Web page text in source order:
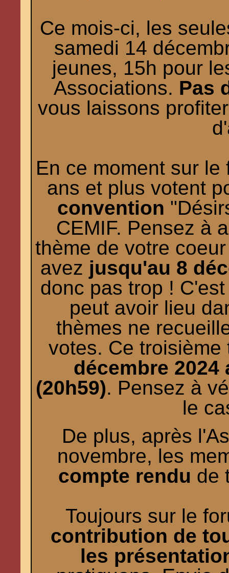
Ce mois-ci, les
samedi 14
jeunes, 15h pour
Associations. Pas
vous laissons
En ce moment sur
ans et plus votent
convention
CEMIF. Pensez à
thème de votre
avez jusqu'au 8
donc pas trop !
peut avoir lieu
thèmes ne
votes. Ce
décembre 2024
(20h59). Pensez à
le
De plus, après
novembre, les
compte rendu de
Toujours sur le
contribution de
les